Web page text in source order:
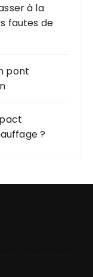
à la
fautes de
pont
?